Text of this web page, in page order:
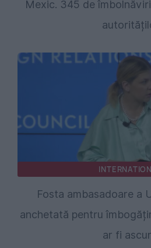
Mexic. 345 de
Fosta ambasadoare a
anchetată pentru
ar fi